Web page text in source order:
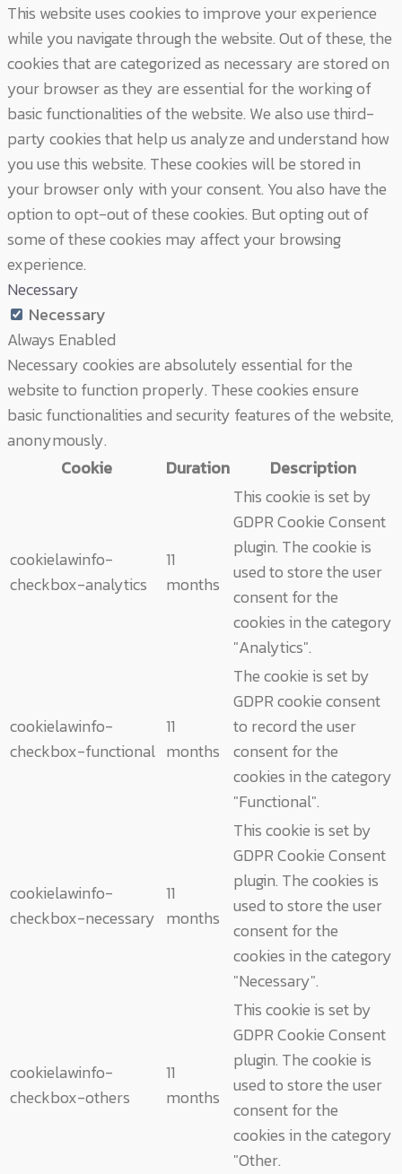
This website uses cookies to improve your experience
while you navigate through the website. Out of these, the
cookies that are categorized as necessary are stored on
your browser as they are essential for the working of
basic functionalities of the website. We also use third-
party cookies that help us analyze and understand how
you use this website. These cookies will be stored in
your browser only with your consent. You also have the
option to opt-out of these cookies. But opting out of
some of these cookies may affect your browsing
experience.
Necessary
Necessary
Always Enabled
Necessary cookies are absolutely essential for the
website to function properly. These cookies ensure
basic functionalities and security features of the website,
anonymously.
Cookie
Duration Description
cookielawinfo-
checkbox-analytics
11
months
This cookie is set by
GDPR Cookie Consent
plugin. The cookie is
used to store the user
consent for the
cookies in the category
"Analytics".
cookielawinfo-
checkbox-functional
11
months
The cookie is set by
GDPR cookie consent
to record the user
consent for the
cookies in the category
"Functional".
cookielawinfo-
checkbox-necessary
11
months
This cookie is set by
GDPR Cookie Consent
plugin. The cookies is
used to store the user
consent for the
cookies in the category
"Necessary".
cookielawinfo-
checkbox-others
11
months
This cookie is set by
GDPR Cookie Consent
plugin. The cookie is
used to store the user
consent for the
cookies in the category
"Other.